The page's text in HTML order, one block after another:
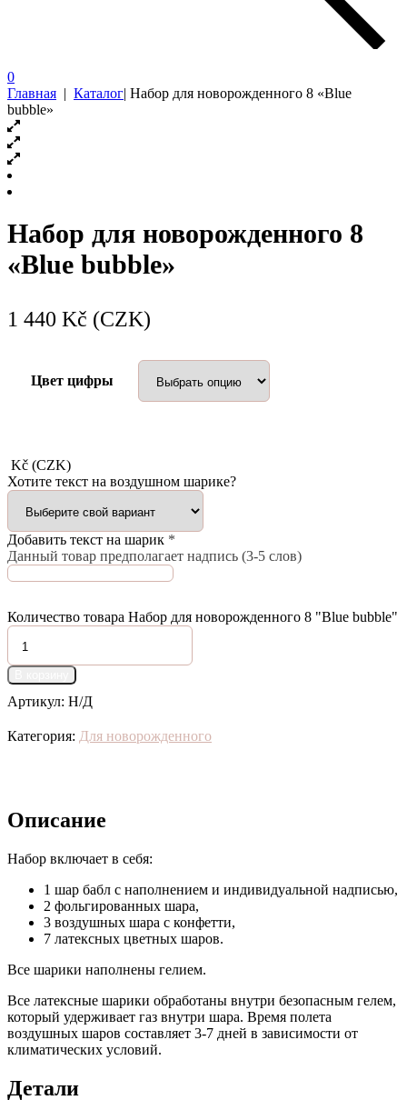
0
Главная | Каталог| Набор для новорожденного 8 «Blue
bubble»
Набор для новорожденного 8
«Blue bubble»
1 440 Kč (CZK)
Цвет цифры
Kč (CZK)
Хотите текст на воздушном шарике?
Добавить текст на шарик *
Данный товар предполагает надпись (3-5 слов)
Количество товара Набор для новорожденного 8 "Blue bubble"
Артикул: Н/Д
Категория: Для новорожденного
Описание
Набор включает в себя:
1 шар бабл с наполнением и индивидуальной надписью,
2 фольгированных шара,
3 воздушных шара с конфетти,
7 латексных цветных шаров.
Все шарики наполнены гелием.
Все латексные шарики обработаны внутри безопасным гелем,
который удерживает газ внутри шара. Время полета
воздушных шаров составляет 3-7 дней в зависимости от
климатических условий.
Детали